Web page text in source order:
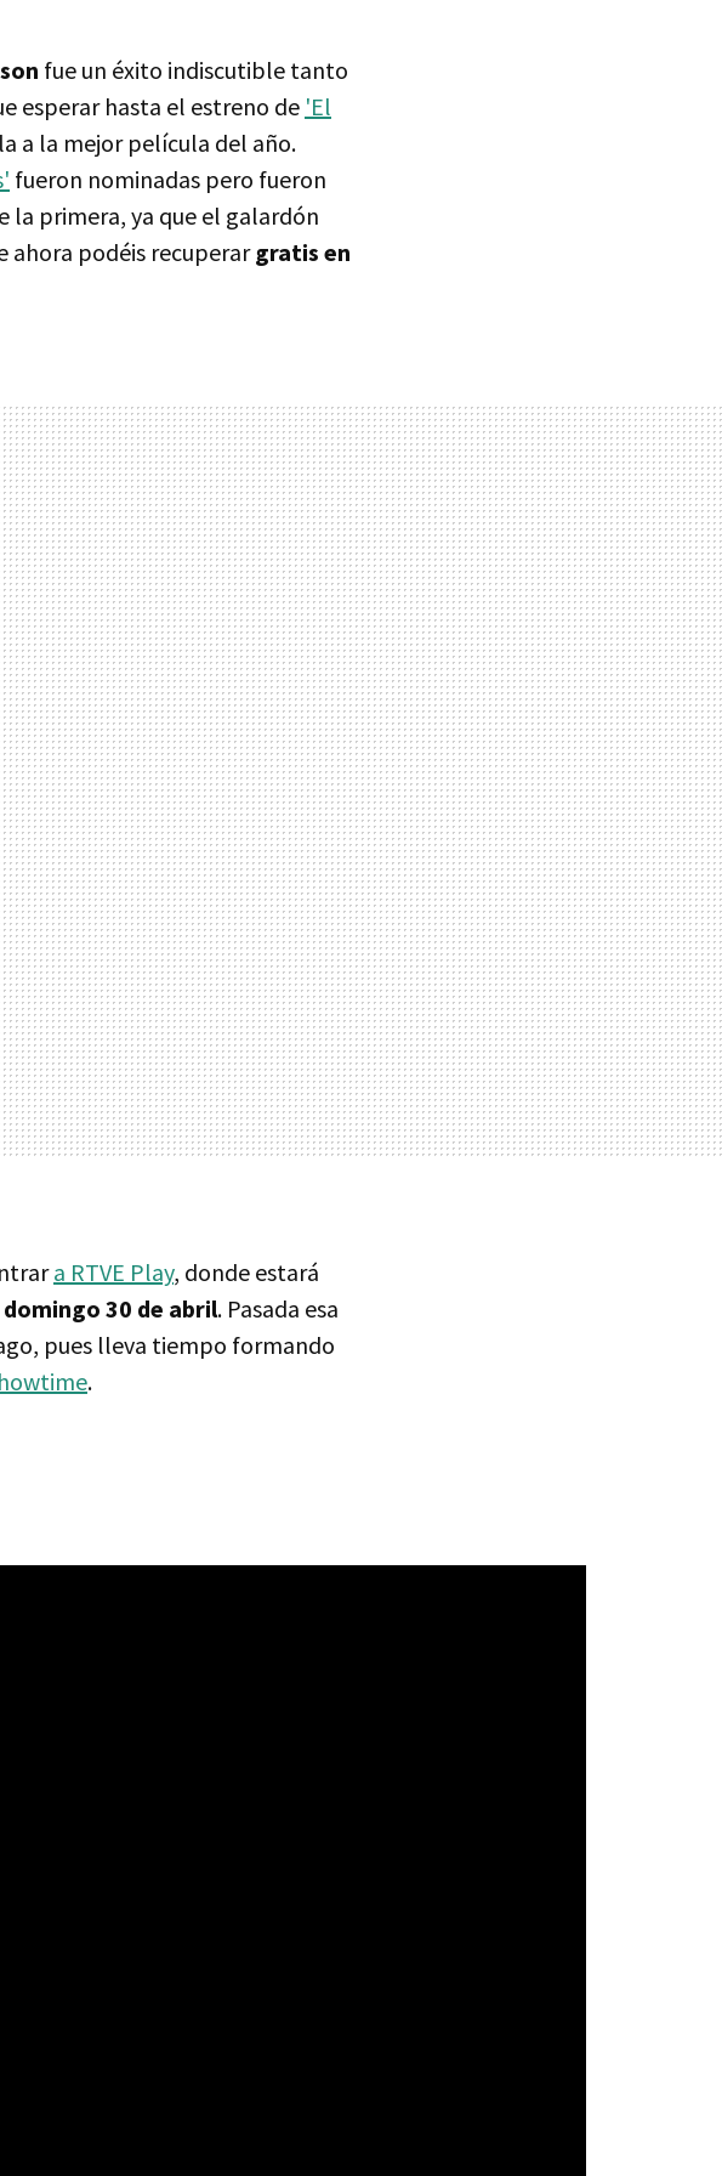
fue un éxito indiscutible tanto
esperar hasta el estreno de 'El
a la mejor película del año.
fueron nominadas pero fueron
la primera, ya que el galardón
ahora podéis recuperargratis en
a RTVE Play, donde estará
30 de abril. Pasada esa
pues lleva tiempo formando
.